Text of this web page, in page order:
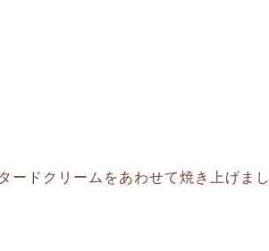
ードクリームをあわせて焼き上げまし